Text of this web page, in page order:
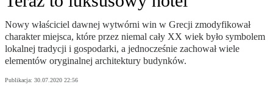
Nowy właściciel dawnej wytwórni win w Grecji zmodyfikował
charakter miejsca, które przez niemal cały XX wiek było symbolem
lokalnej tradycji i gospodarki, a jednocześnie zachował wiele
elementów oryginalnej architektury budynków.
Publikacja: 30.07.2020 22:56